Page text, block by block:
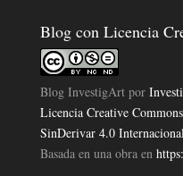
Blog con Licencia
Blog InvestigArtpor
Licencia Creative
SinDerivar 4.0
Basada en una obra en